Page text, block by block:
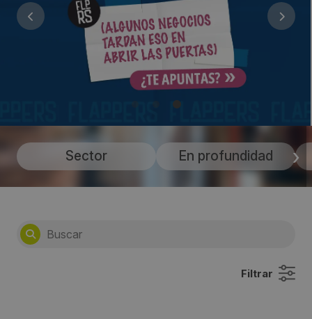
Sector En profundidad
Filtrar